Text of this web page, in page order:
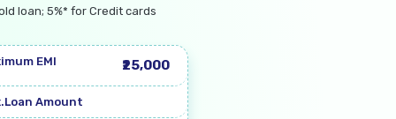
loan; 5%* for Credit cards
EMI ₹25,000
Amount